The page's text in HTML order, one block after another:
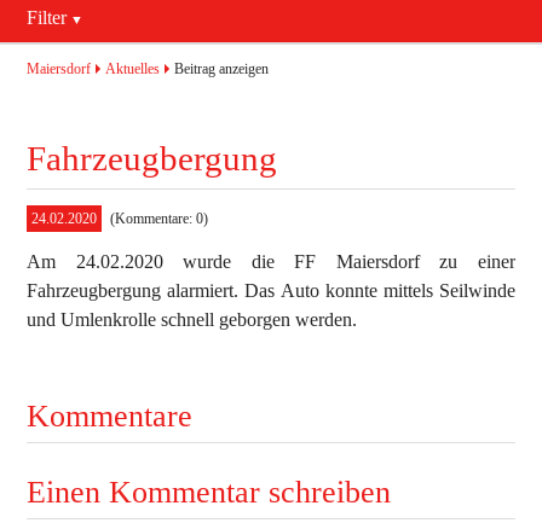
Netting
überspringen
Aktuelles
Mannschaft
Ausrüstung
Blaulichtzentrum
Feuerwehrhaus (bis 2022)
Fahrzeuge
Termine
Geschichte
Kontakt
Filter
2016
2018
2019
Aktuelles
Allgemein
Bewerbe
Maiersdorf Aktuelles Beitrag anzeigen
Fahrzeugbergung
24.02.2020 (Kommentare: 0)
Am 24.02.2020 wurde die FF Maiersdorf zu einer
Fahrzeugbergung alarmiert. Das Auto konnte mittels Seilwinde
und Umlenkrolle schnell geborgen werden.
Kommentare
Einen Kommentar schreiben